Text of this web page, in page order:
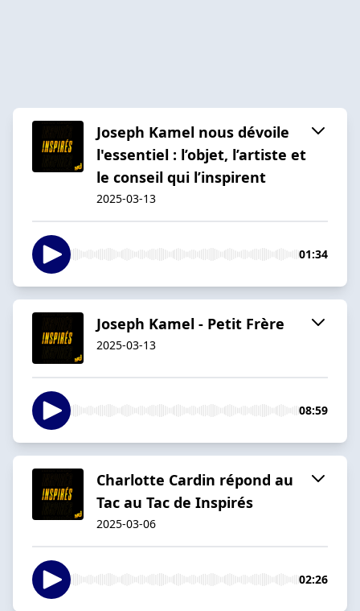
Joseph Kamel nous dévoile
l'essentiel : l’objet, l’artiste et
le conseil qui l’inspirent
2025-03-13
01:34
Joseph Kamel - Petit Frère
2025-03-13
08:59
Charlotte Cardin répond au
Tac au Tac de Inspirés
2025-03-06
02:26